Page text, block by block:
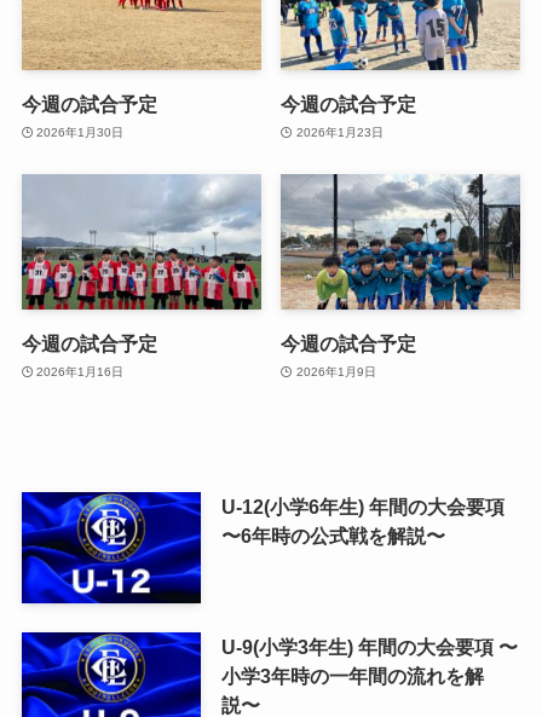
今週の試合予定
2026年1月30日
今週の試合予定
2026年1月23日
今週の試合予定
2026年1月16日
今週の試合予定
2026年1月9日
U-12(小学6年生) 年間の大会要項
〜6年時の公式戦を解説〜
U-9(小学3年生) 年間の大会要項 〜
小学3年時の一年間の流れを解
説〜